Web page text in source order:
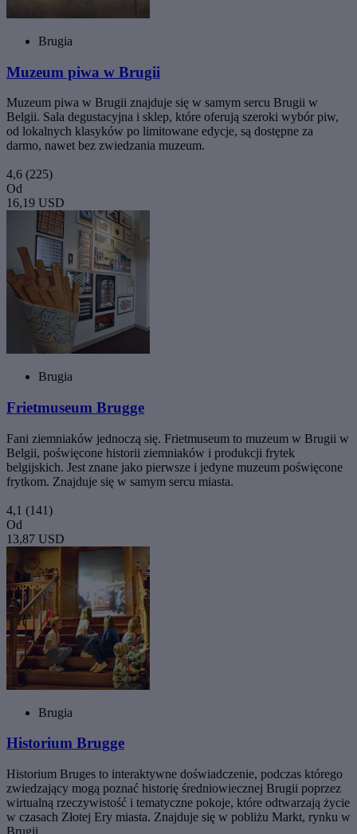
Brugia
Muzeum piwa w Brugii
Muzeum piwa w Brugii znajduje się w samym sercu Brugii w
Belgii. Sala degustacyjna i sklep, które oferują szeroki wybór piw,
od lokalnych klasyków po limitowane edycje, są dostępne za
darmo, nawet bez zwiedzania muzeum.
4,6 (225)
Od
16,19 USD
Brugia
Frietmuseum Brugge
Fani ziemniaków jednoczą się. Frietmuseum to muzeum w Brugii w
Belgii, poświęcone historii ziemniaków i produkcji frytek
belgijskich. Jest znane jako pierwsze i jedyne muzeum poświęcone
frytkom. Znajduje się w samym sercu miasta.
4,1 (141)
Od
13,87 USD
Brugia
Historium Brugge
Historium Bruges to interaktywne doświadczenie, podczas którego
zwiedzający mogą poznać historię średniowiecznej Brugii poprzez
wirtualną rzeczywistość i tematyczne pokoje, które odtwarzają życie
w czasach Złotej Ery miasta. Znajduje się w pobliżu Markt, rynku w
Brugii.